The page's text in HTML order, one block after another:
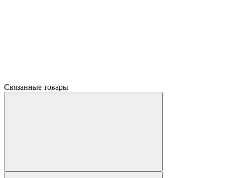
Связанные товары